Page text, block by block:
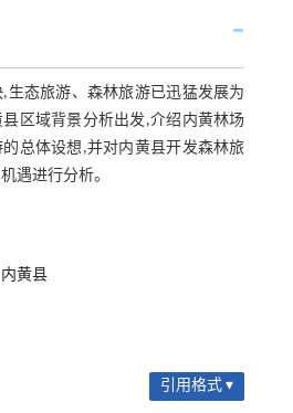
生态旅游、森林旅游已迅猛发展为
区域背景分析出发,介绍内黄林场
总体设想,并对内黄县开发森林旅
遇进行分析。
内黄县
引用格式 ▾